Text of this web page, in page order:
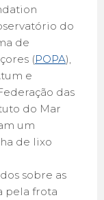
do
de
(POPA),
e
das
do Mar
um
de lixo
sobre as
pela frota